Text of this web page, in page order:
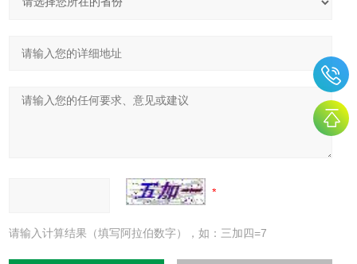
请输入计算结果（填写阿拉伯数字），如：三加四=7